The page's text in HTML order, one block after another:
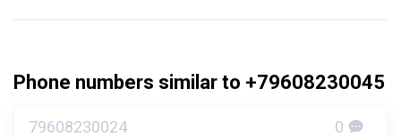
Phone numbers similar to +79608230045
79608230024 0